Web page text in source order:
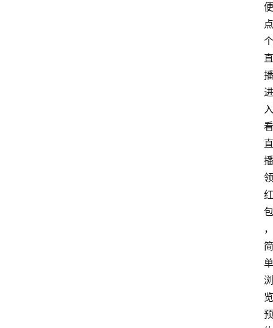
便
点
个
直
播
进
入
看
直
播
领
红
包
，
简
单
浏
览
预